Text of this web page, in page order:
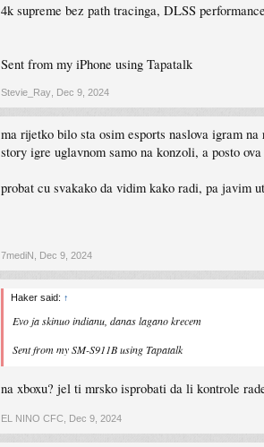
4k supreme bez path tracinga, DLSS
Sent from my iPhone using Tapatalk
Stevie_Ray Dec 9, 2024
ma rijetko bilo sta osim esports naslova igram
story igre uglavnom samo na konzoli, a posto
probat cu svakako da vidim kako radi, pa javim
7mediN Dec 9, 2024
Haker said: ↑
Evo ja skinuo indianu, danas lagano krecem
Sent from my SM-S911B using Tapatalk
na xboxu? jel ti mrsko isprobati da li kontrole
EL NINO CFC Dec 9, 2024